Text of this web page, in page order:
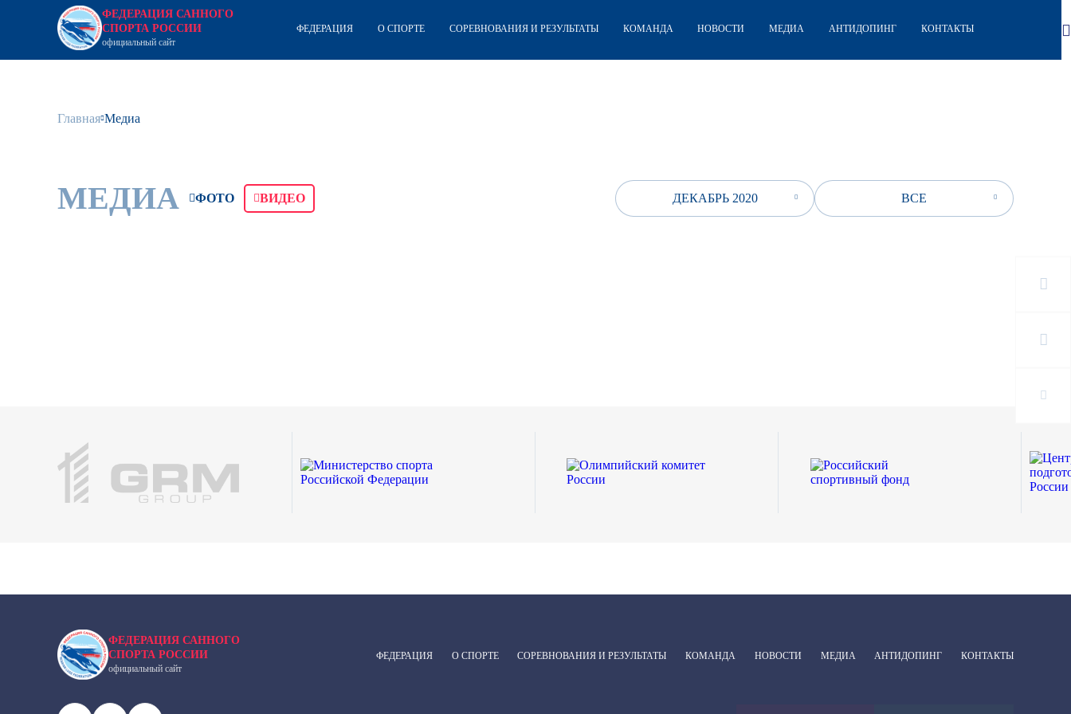
ФЕДЕРАЦИЯ САННОГО
СПОРТА РОССИИ
официальный сайт
ФЕДЕРАЦИЯ О СПОРТЕ СОРЕВНОВАНИЯ И РЕЗУЛЬТАТЫ КОМАНДА НОВОСТИ МЕДИА АНТИДОПИНГ КОНТАКТЫ
Главная Медиа
МЕДИА ФОТО ВИДЕО ДЕКАБРЬ 2020 ВСЕ
ФЕДЕРАЦИЯ САННОГО
СПОРТА РОССИИ
официальный сайт
ФЕДЕРАЦИЯ О СПОРТЕ СОРЕВНОВАНИЯ И РЕЗУЛЬТАТЫ КОМАНДА НОВОСТИ МЕДИА АНТИДОПИНГ КОНТАКТЫ